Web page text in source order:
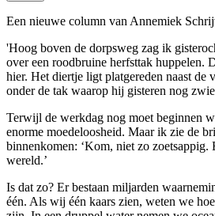
Een nieuwe column van Annemiek
'Hoog boven de dorpsweg zag ik
over een roodbruine herfsttak huppelen.
hier. Het diertje ligt platgereden naast de
onder de tak waarop hij gisteren nog
Terwijl de werkdag nog moet beginnen
enorme moedeloosheid. Maar ik zie de
binnenkomen: ‘Kom, niet zo zoetsappig.
wereld.’
Is dat zo? Er bestaan miljarden
één. Als wij één kaars zien, weten we